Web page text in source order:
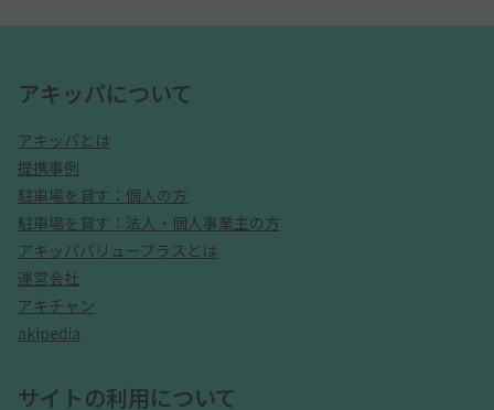
アキッパについて
アキッパとは
提携事例
駐車場を貸す：個人の方
駐車場を貸す：法人・個人事業主の方
アキッパバリュープラスとは
運営会社
アキチャン
akipedia
サイトの利用について